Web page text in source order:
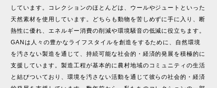
しています。コレクションのほとんどは、ウールやジュートといった
天然素材を使用しています。どちらも動物を苦しめずに手に入り、断
熱性に優れ、エネルギー消費の削減や環境騒音の低減に役立ちます。
GANは人々の豊かなライフスタイルを創造をするために、自然環境
を汚さない製造を通じて、持続可能な社会的・経済的発展を積極的に
支援しています。製造工程が基本的に農村地域のコミュニティの生活
と結びついており、環境を汚さない活動を通じて彼らの社会的・経済